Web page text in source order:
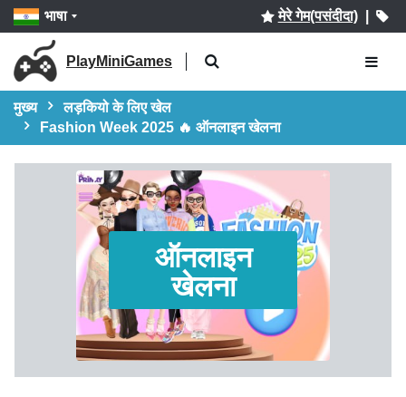
भाषा मेरे गेम(पसंदीदा)|
PlayMiniGames
मुख्य
लड़कियो के लिए खेल
Fashion Week 2025 🔥 ऑनलाइन खेलना
ऑनलाइन
खेलना